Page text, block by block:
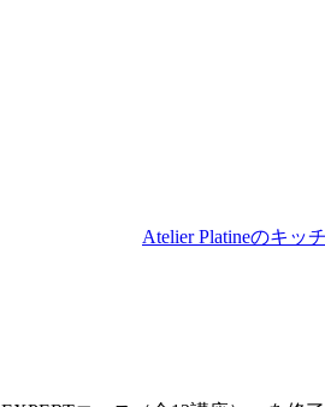
Atelier Platineのキッ